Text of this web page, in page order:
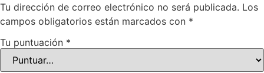
Tu dirección de correo electrónico no será publicada. Los
campos obligatorios están marcados con *
Tu puntuación *